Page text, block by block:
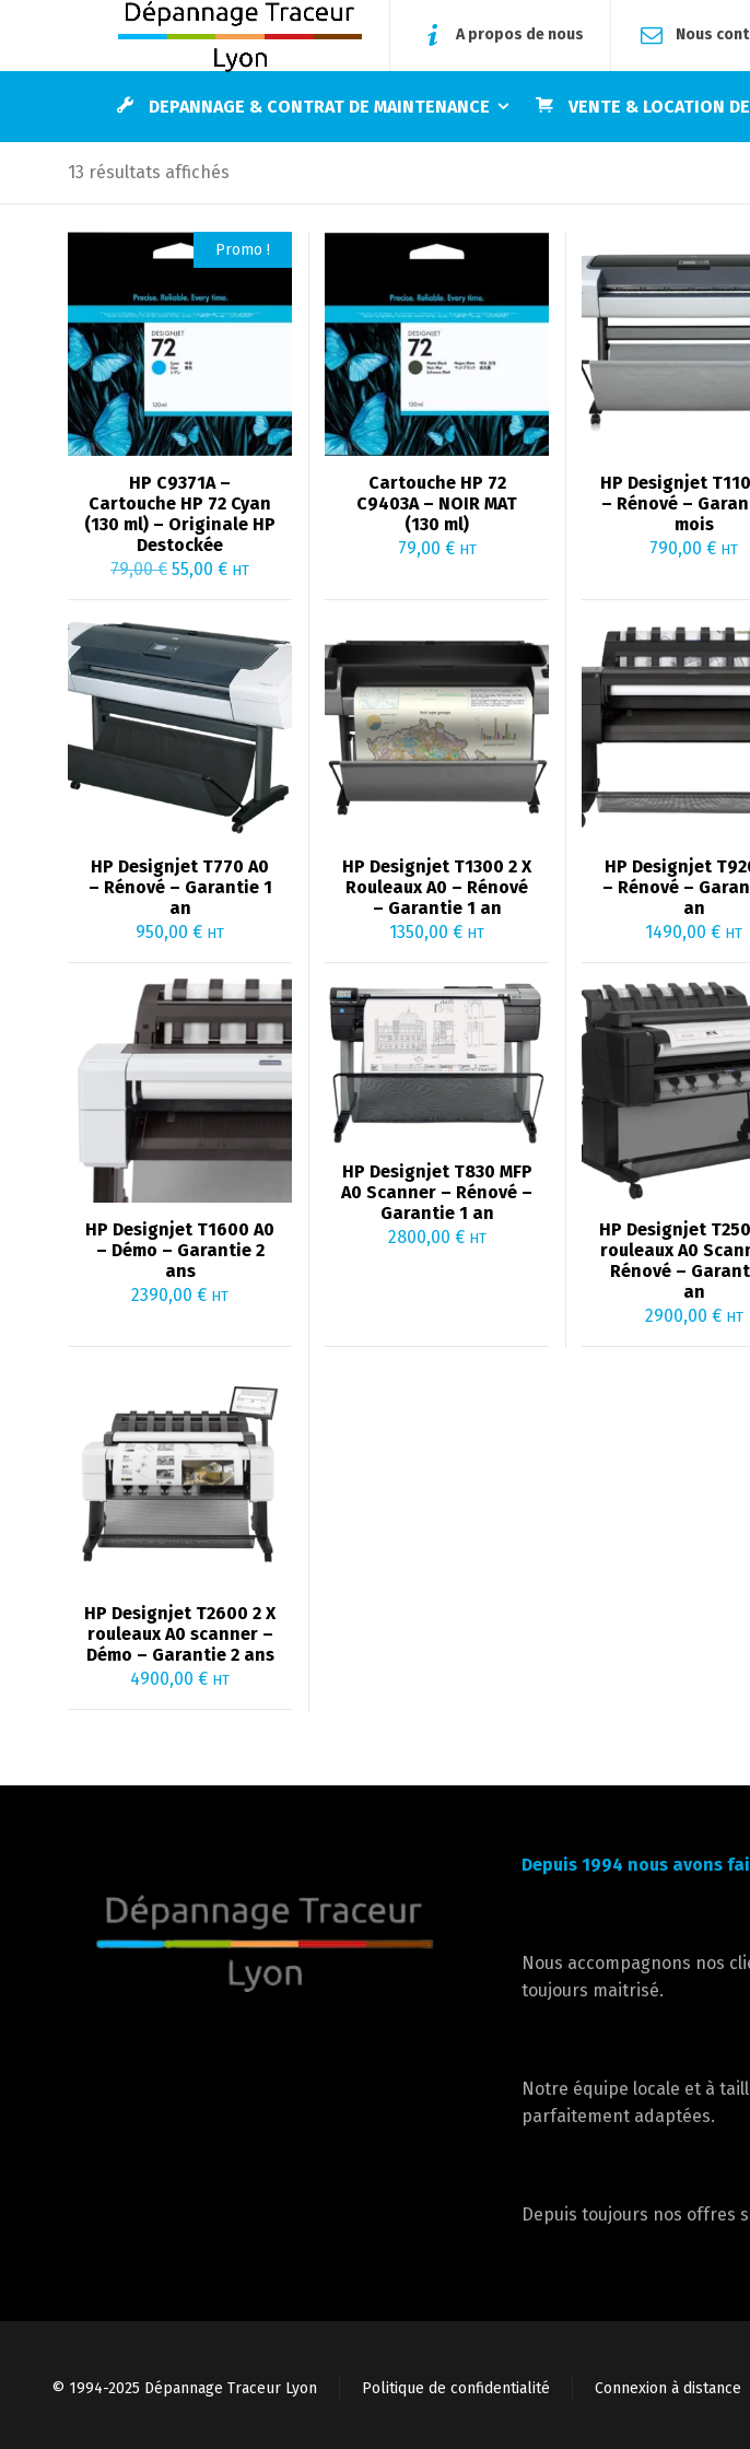
A propos de nous Nous
DEPANNAGE & CONTRAT DE MAINTENANCE VENTE & LOCATION
13 résultats affichés
prix
Promo !
HP C9371A –
Cartouche HP 72 Cyan
(130 ml) – Originale HP
Destockée
79,00€ Le
initial
était :
79,00 €.
55,00 €Le
est :
55,00 €.
HT
Cartouche HP 72
C9403A – NOIR MAT
(130 ml)
79,00 € HT
HP Designjet
– Rénové –
mois
790,00 € HT
HP Designjet T770 A0
– Rénové – Garantie 1
an
950,00 € HT
HP Designjet T1300 2 X
Rouleaux A0 – Rénové
– Garantie 1 an
1350,00 € HT
HP Designjet
– Rénové –
an
1490,00 € HT
HP Designjet T1600 A0
– Démo – Garantie 2
ans
2390,00 € HT
HP Designjet T830 MFP
A0 Scanner – Rénové –
Garantie 1 an
2800,00 € HT
HP Designjet
rouleaux A0
Rénové –
an
2900,00 € HT
HP Designjet T2600 2 X
rouleaux A0 scanner –
Démo – Garantie 2 ans
4900,00 € HT
Depuis 1994 nous avons
Nous accompagnons nos
toujours maitrisé.
Notre équipe locale et à
parfaitement adaptées.
Depuis toujours nos offres
© 1994-2025 Dépannage Traceur Lyon Politique de confidentialité Connexion à distance